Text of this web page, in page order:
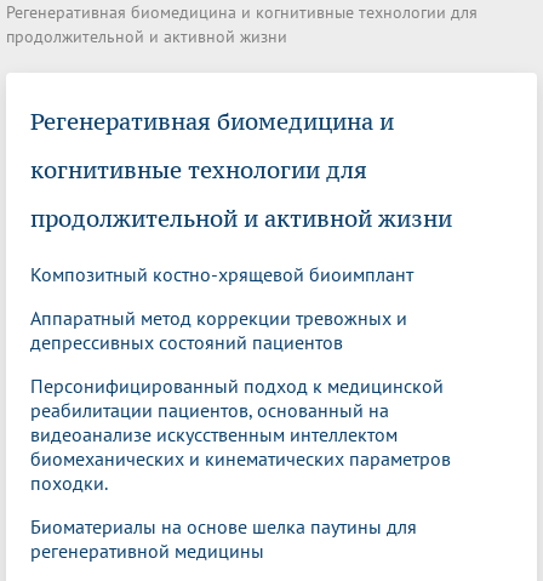
Регенеративная биомедицина и когнитивные технологии для
продолжительной и активной жизни
Регенеративная биомедицина и
когнитивные технологии для
продолжительной и активной жизни
Композитный костно-хрящевой биоимплант
Аппаратный метод коррекции тревожных и
депрессивных состояний пациентов
Персонифицированный подход к медицинской
реабилитации пациентов, основанный на
видеоанализе искусственным интеллектом
биомеханических и кинематических параметров
походки.
Биоматериалы на основе шелка паутины для
регенеративной медицины